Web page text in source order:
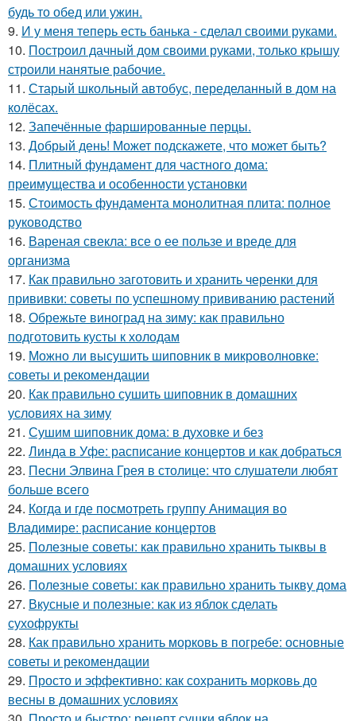
будь то обед или ужин.
9. И у меня теперь есть банька - сделал своими руками.
10. Построил дачный дом своими руками, только крышу
строили нанятые рабочие.
11. Старый школьный автобус, переделанный в дом на
колёсах.
12. Запечённые фаршированные перцы.
13. Добрый день! Может подскажете, что может быть?
14. Плитный фундамент для частного дома:
преимущества и особенности установки
15. Стоимость фундамента монолитная плита: полное
руководство
16. Вареная свекла: все о ее пользе и вреде для
организма
17. Как правильно заготовить и хранить черенки для
прививки: советы по успешному прививанию растений
18. Обрежьте виноград на зиму: как правильно
подготовить кусты к холодам
19. Можно ли высушить шиповник в микроволновке:
советы и рекомендации
20. Как правильно сушить шиповник в домашних
условиях на зиму
21. Сушим шиповник дома: в духовке и без
22. Линда в Уфе: расписание концертов и как добраться
23. Песни Элвина Грея в столице: что слушатели любят
больше всего
24. Когда и где посмотреть группу Анимация во
Владимире: расписание концертов
25. Полезные советы: как правильно хранить тыквы в
домашних условиях
26. Полезные советы: как правильно хранить тыкву дома
27. Вкусные и полезные: как из яблок сделать
сухофрукты
28. Как правильно хранить морковь в погребе: основные
советы и рекомендации
29. Просто и эффективно: как сохранить морковь до
весны в домашних условиях